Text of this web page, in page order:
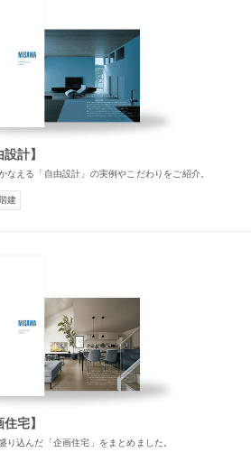
計】
なえる「自由設計」の実例やこだわりをご紹介。
建
宅】
り込んだ「企画住宅」をまとめました。